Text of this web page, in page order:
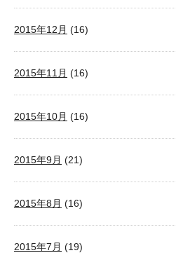
2015年12月 (16)
2015年11月 (16)
2015年10月 (16)
2015年9月 (21)
2015年8月 (16)
2015年7月 (19)